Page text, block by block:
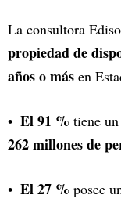
La consultora
propiedad de
años o más en
El 91 % tiene un
262 millones de
El 27 % posee